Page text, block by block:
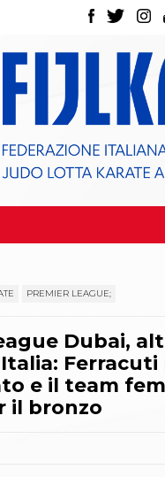
La Federazione
Tesseramento
Contatti
Affiliazioni e
Sportive con più di
tesserati
Giustizia Sportiva
Partners
La disciplina
News
Attività Didattica
Gare e Risultati
Albi Federali
PREMIER LEAGUE;
Dubai,
Ferracuti
e il team
il bronzo